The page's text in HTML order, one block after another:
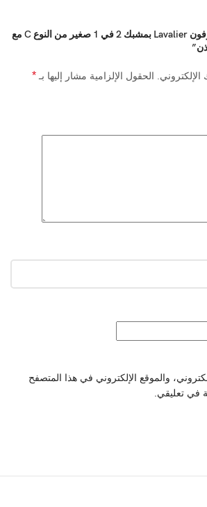
كن أول من يقيم “ميكروفون Lavalier بمشبك 2 في 1 صغير من النوع C مع
الحقول الإلزامية مشار إليها بـ*
والموقع الإلكتروني في هذا المتصفح
في تعليقي.